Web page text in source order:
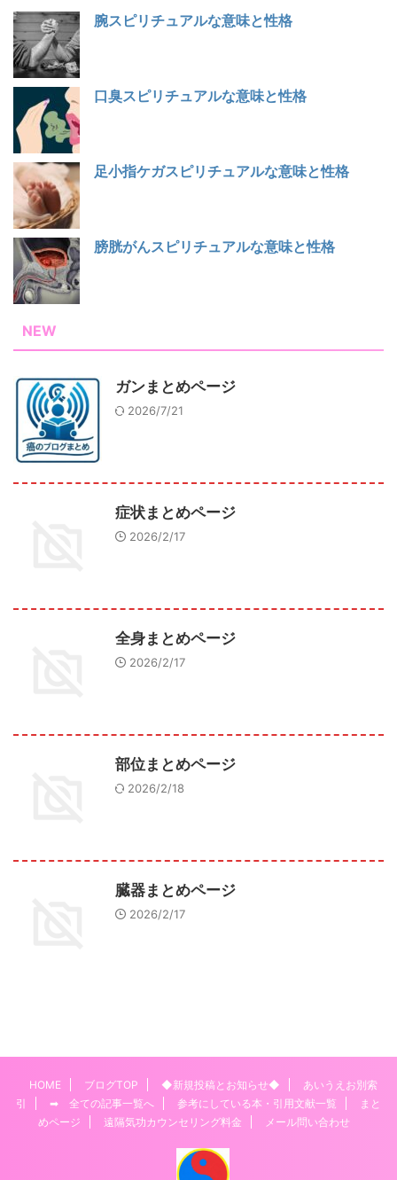
腕スピリチュアルな意味と性格
口臭スピリチュアルな意味と性格
足小指ケガスピリチュアルな意味と性格
膀胱がんスピリチュアルな意味と性格
NEW
ガンまとめページ
2026/7/21
症状まとめページ
2026/2/17
全身まとめページ
2026/2/17
部位まとめページ
2026/2/18
臓器まとめページ
2026/2/17
HOME ブログTOP ◆新規投稿とお知らせ◆
あいうえお別索
引
➡ 全ての記事一覧へ 参考にしている本・引用文献一覧
まと
めページ
遠隔気功カウンセリング料金 メール問い合わせ